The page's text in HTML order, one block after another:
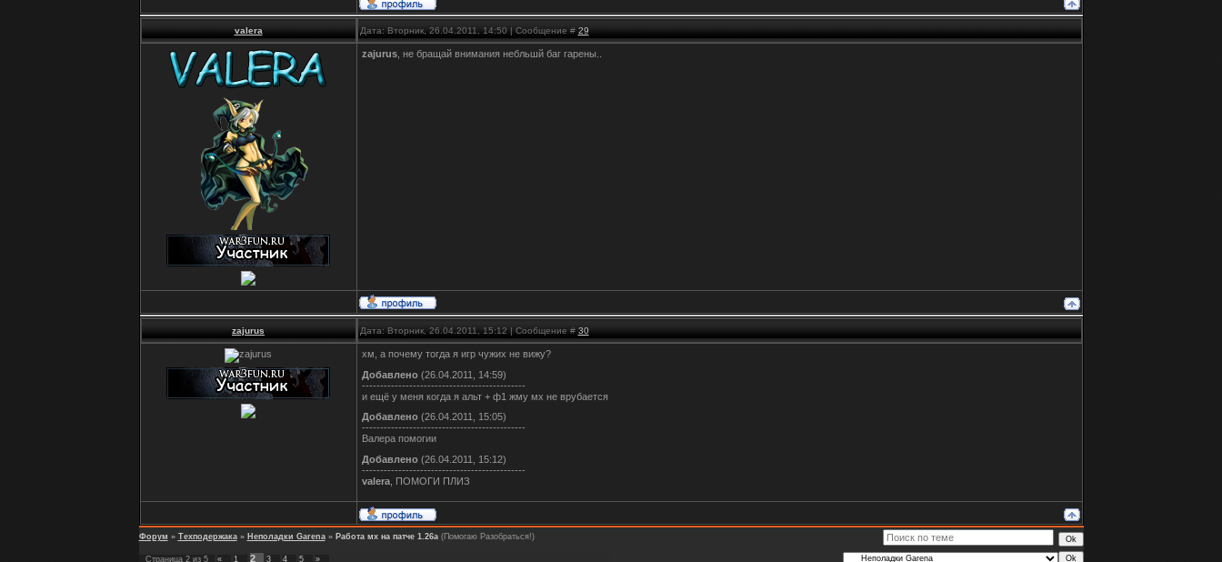
valera Дата: Вторник, 26.04.2011, 14:50 | Сообщение # 29
zajurus, не бращай внимания небльшй баг гарены..
zajurus Дата: Вторник, 26.04.2011, 15:12 | Сообщение # 30
хм, а почему тогда я игр чужих не вижу?
Добавлено(26.04.2011, 14:59)
---------------------------------------------
и ещё у меня когда я альт + ф1 жму мх не врубается
Добавлено(26.04.2011, 15:05)
---------------------------------------------
Валера помогии
Добавлено(26.04.2011, 15:12)
---------------------------------------------
valera, ПОМОГИ ПЛИЗ
Форум » Техподержака» Неполадки Garena» Работа мх на патче 1.26а (Помогаю Разобраться!)
Страница 2из 5 « 1 2 3 4 5 »